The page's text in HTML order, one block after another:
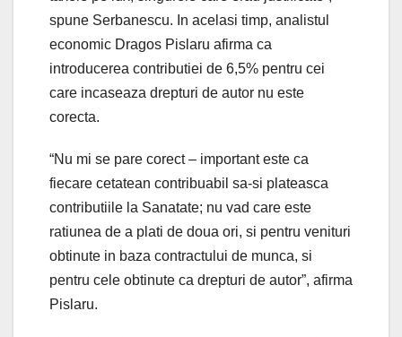
spune Serbanescu. In acelasi timp, analistul
economic Dragos Pislaru afirma ca
introducerea contributiei de 6,5% pentru cei
care incaseaza drepturi de autor nu este
corecta.
“Nu mi se pare corect – important este ca
fiecare cetatean contribuabil sa-si plateasca
contributiile la Sanatate; nu vad care este
ratiunea de a plati de doua ori, si pentru venituri
obtinute in baza contractului de munca, si
pentru cele obtinute ca drepturi de autor”, afirma
Pislaru.